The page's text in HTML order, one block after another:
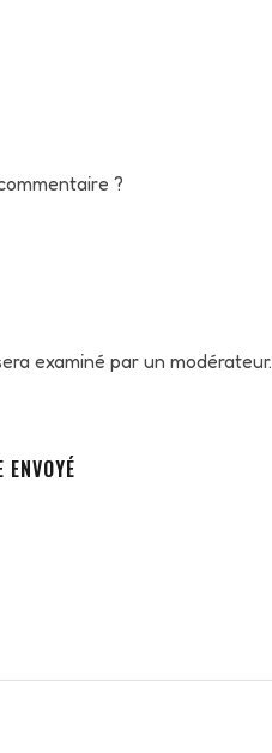
?
examiné par un modérateur.